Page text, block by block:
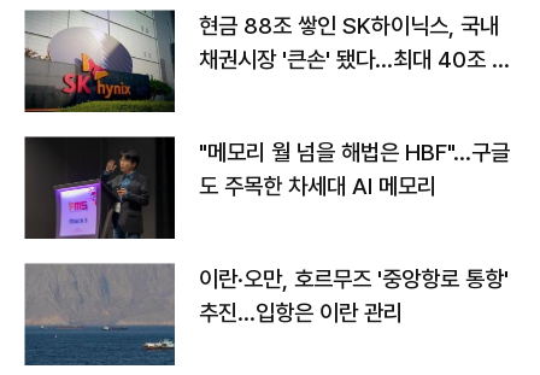
현금 88조 쌓인 SK하이닉스, 국내
채권시장 '큰손' 됐다…최대 40조 투
"메모리 월 넘을 해법은 HBF"…구글
도 주목한 차세대 AI 메모리
이란·오만, 호르무즈 '중앙항로 통항'
추진…입항은 이란 관리